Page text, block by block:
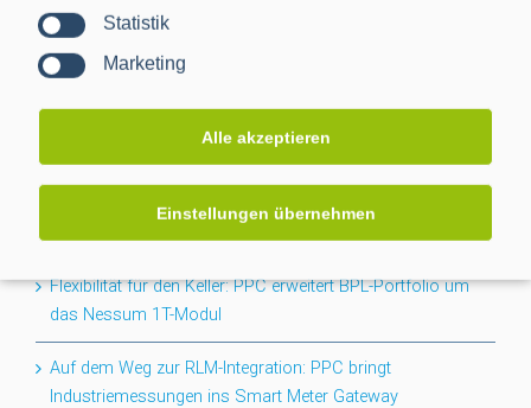
Statistik
Marketing
Alle akzeptieren
Einstellungen übernehmen
Gateways und Kommunikationstechnik für die Digitalisierung
der Energiewende.
Projektabschluss CACTUS: Mehr Transparenz für das
Flexibilität für den Keller: PPC erweitert BPL-Portfolio um
das Nessum 1T-Modul
Auf dem Weg zur RLM-Integration: PPC bringt
Industriemessungen ins Smart Meter Gateway